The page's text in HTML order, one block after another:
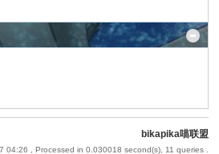
bikapika喵联盟
04:26 , Processed in 0.030018 second(s), 11 queries .